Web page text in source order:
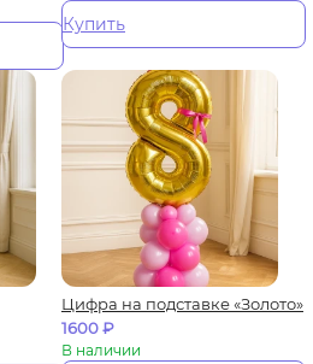
Купить
Цифра на подставке «Золото»
1600₽
В наличии